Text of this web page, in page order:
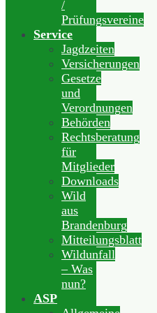
/
Prüfungsvereine
Service
Jagdzeiten
Versicherungen
Gesetze
und
Verordnungen
Behörden
Rechtsberatung
für
Mitglieder
Downloads
Wild
aus
Brandenburg
Mitteilungsblatt
Wildunfall
– Was
nun?
ASP